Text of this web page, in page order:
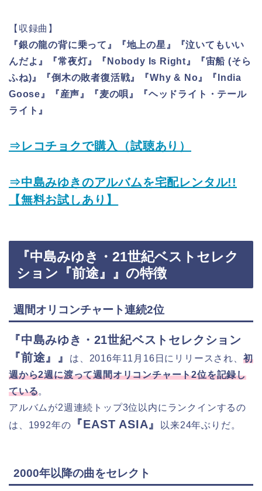
【収録曲】
『銀の龍の背に乗って』『地上の星』『泣いてもいい
んだよ』『常夜灯』『Nobody Is Right』『宙船 (そら
ふね)』『倒木の敗者復活戦』『Why & No』『India
Goose』『産声』『麦の唄』『ヘッドライト・テール
ライト』
⇒レコチョクで購入（試聴あり）
⇒中島みゆきのアルバムを宅配レンタル!!
【無料お試しあり】
『中島みゆき・21世紀ベストセレク
ション『前途』』の特徴
週間オリコンチャート連続2位
『中島みゆき・21世紀ベストセレクション
『前途』』
は、2016年11月16日にリリースされ、 初
週から2週に渡って週間オリコンチャート2位を記録し
ている。
アルバムが2週連続トップ3位以内にランクインするの
は、1992年の
『EAST ASIA』 以来24年ぶりだ。
2000年以降の曲をセレクト